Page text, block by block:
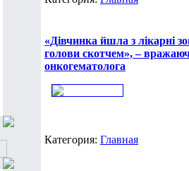
«Дівчинка йшла з лікарні
голови скотчем», –
онкогематолога
Категория: Главная